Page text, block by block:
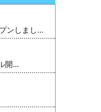
ンしまし...
開...